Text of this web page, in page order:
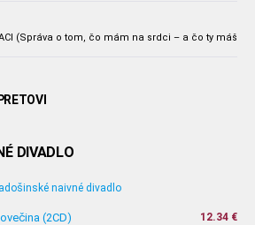
(Správa o tom, čo mám na srdci – a čo ty máš
DIVADLO
naivné divadlo
(2CD) 12.34 €